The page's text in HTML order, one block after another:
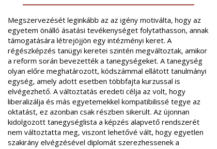
Megszervezését leginkább az az igény motiválta, hogy az
egyetem önálló ásatási tevékenységet folytathasson, annak
támogatására létrejöjjön egy intézményi keret. A
régészképzés tanügyi keretei szintén megváltoztak, amikor
a reform során bevezették a tanegységeket. A tanegység
olyan előre meghatározott, kódszámmal ellátott tanulmányi
egység, amely adott esetben többfajta kurzussal is
elvégezhető. A változtatás eredeti célja az volt, hogy
liberalizálja és más egyetemekkel kompatibilissé tegye az
oktatást, ez azonban csak részben sikerült. Az újonnan
kidolgozott tanegységlista a képzés alapvető rendszerét
nem változtatta meg, viszont lehetővé vált, hogy egyetlen
szakirány elvégzésével diplomát szerezhessenek a